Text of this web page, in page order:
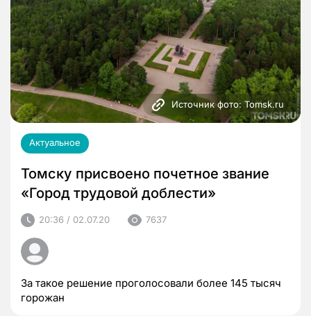
Источник фото: Tomsk.ru
Актуальное
Томску присвоено почетное звание
«Город трудовой доблести»
20:36 / 02.07.20 7637
За такое решение проголосовали более 145 тысяч
горожан